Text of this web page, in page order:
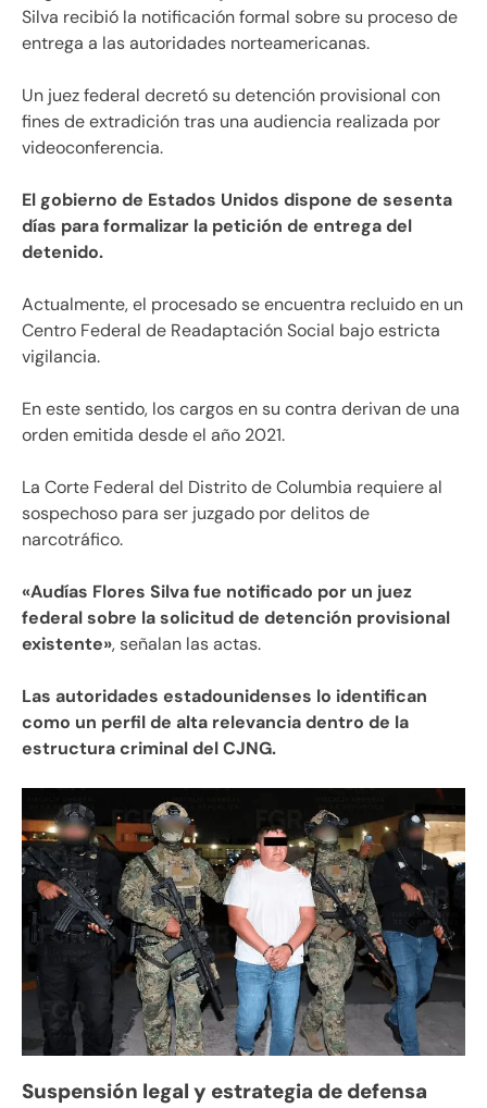
Silva recibió la notificación formal sobre su proceso de
entrega a las autoridades norteamericanas.
Un juez federal decretó su detención provisional con
fines de extradición tras una audiencia realizada por
videoconferencia.
El gobierno de Estados Unidos dispone de sesenta
días para formalizar la petición de entrega del
detenido.
Actualmente, el procesado se encuentra recluido en un
Centro Federal de Readaptación Social bajo estricta
vigilancia.
En este sentido, los cargos en su contra derivan de una
orden emitida desde el año 2021.
La Corte Federal del Distrito de Columbia requiere al
sospechoso para ser juzgado por delitos de
narcotráfico.
«Audías Flores Silva fue notificado por un juez
federal sobre la solicitud de detención provisional
existente», señalan las actas.
Las autoridades estadounidenses lo identifican
como un perfil de alta relevancia dentro de la
estructura criminal del CJNG.
Suspensión legal y estrategia de defensa